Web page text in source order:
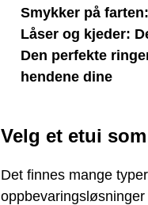
Smykker på
Låser og kjeder:
Den perfekte
hendene dine
Velg et etui
Det finnes mange